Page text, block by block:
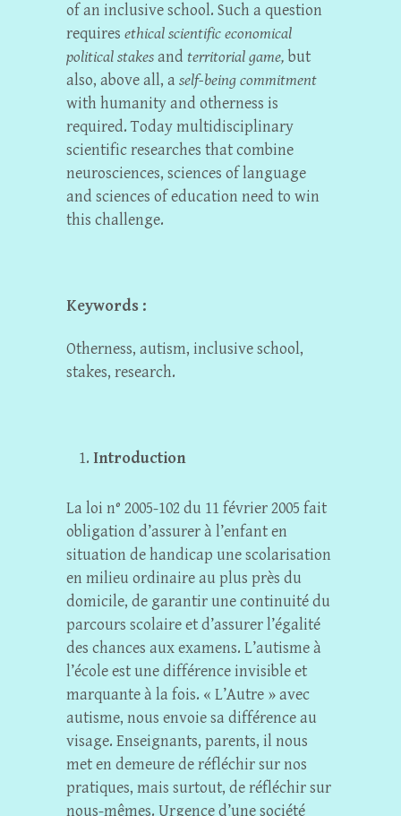
of an inclusive school. Such a question
requires ethical scientific economical
political stakesand territorial game, but
also, above all, a self-being commitment
with humanity and otherness is
required. Today multidisciplinary
scientific researches that combine
neurosciences, sciences of language
and sciences of education need to win
this challenge.
Keywords :
Otherness, autism, inclusive school,
stakes, research.
Introduction
La loi n° 2005-102 du 11 février 2005 fait
obligation d’assurer à l’enfant en
situation de handicap une scolarisation
en milieu ordinaire au plus près du
domicile, de garantir une continuité du
parcours scolaire et d’assurer l’égalité
des chances aux examens. L’autisme à
l’école est une différence invisible et
marquante à la fois. « L’Autre » avec
autisme, nous envoie sa différence au
visage. Enseignants, parents, il nous
met en demeure de réfléchir sur nos
pratiques, mais surtout, de réfléchir sur
nous-mêmes. Urgence d’une société